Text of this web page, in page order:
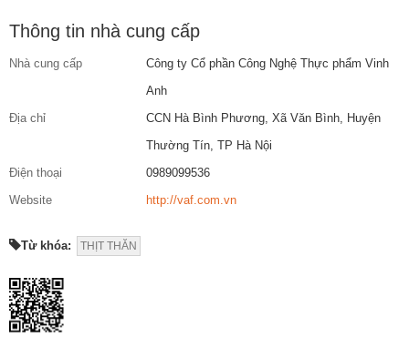
Thông tin nhà cung cấp
Nhà cung cấp
Công ty Cổ phần Công Nghệ Thực phẩm Vinh
Anh
Địa chỉ
CCN Hà Bình Phương, Xã Văn Bình, Huyện
Thường Tín, TP Hà Nội
Điện thoại
0989099536
Website
http://vaf.com.vn
Từ khóa: THỊT THĂN